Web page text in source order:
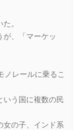
。
が、「マーケッ
ノレールに乗るこ
いう国に複数の民
女の子、インド系